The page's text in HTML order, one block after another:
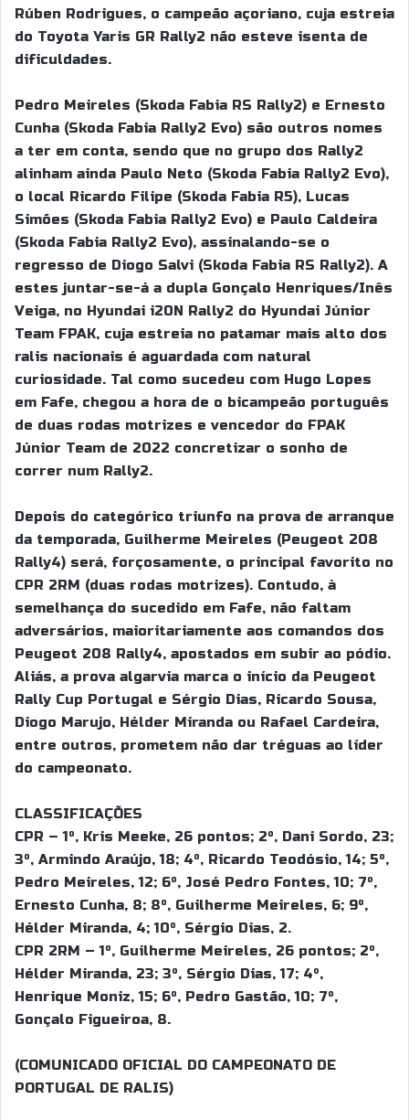
Rúben Rodrigues, o campeão açoriano, cuja estreia
do Toyota Yaris GR Rally2 não esteve isenta de
dificuldades.
Pedro Meireles (Skoda Fabia RS Rally2) e Ernesto
Cunha (Skoda Fabia Rally2 Evo) são outros nomes
a ter em conta, sendo que no grupo dos Rally2
alinham ainda Paulo Neto (Skoda Fabia Rally2 Evo),
o local Ricardo Filipe (Skoda Fabia R5), Lucas
Simões (Skoda Fabia Rally2 Evo) e Paulo Caldeira
(Skoda Fabia Rally2 Evo), assinalando-se o
regresso de Diogo Salvi (Skoda Fabia RS Rally2). A
estes juntar-se-á a dupla Gonçalo Henriques/Inês
Veiga, no Hyundai i20N Rally2 do Hyundai Júnior
Team FPAK, cuja estreia no patamar mais alto dos
ralis nacionais é aguardada com natural
curiosidade. Tal como sucedeu com Hugo Lopes
em Fafe, chegou a hora de o bicampeão português
de duas rodas motrizes e vencedor do FPAK
Júnior Team de 2022 concretizar o sonho de
correr num Rally2.
Depois do categórico triunfo na prova de arranque
da temporada, Guilherme Meireles (Peugeot 208
Rally4) será, forçosamente, o principal favorito no
CPR 2RM (duas rodas motrizes). Contudo, à
semelhança do sucedido em Fafe, não faltam
adversários, maioritariamente aos comandos dos
Peugeot 208 Rally4, apostados em subir ao pódio.
Aliás, a prova algarvia marca o início da Peugeot
Rally Cup Portugal e Sérgio Dias, Ricardo Sousa,
Diogo Marujo, Hélder Miranda ou Rafael Cardeira,
entre outros, prometem não dar tréguas ao líder
do campeonato.
CLASSIFICAÇÕES
CPR – 1º, Kris Meeke, 26 pontos; 2º, Dani Sordo, 23;
3º, Armindo Araújo, 18; 4º, Ricardo Teodósio, 14; 5º,
Pedro Meireles, 12; 6º, José Pedro Fontes, 10; 7º,
Ernesto Cunha, 8; 8º, Guilherme Meireles, 6; 9º,
Hélder Miranda, 4; 10º, Sérgio Dias, 2.
CPR 2RM – 1º, Guilherme Meireles, 26 pontos; 2º,
Hélder Miranda, 23; 3º, Sérgio Dias, 17; 4º,
Henrique Moniz, 15; 6º, Pedro Gastão, 10; 7º,
Gonçalo Figueiroa, 8.
(COMUNICADO OFICIAL DO CAMPEONATO DE
PORTUGAL DE RALIS)